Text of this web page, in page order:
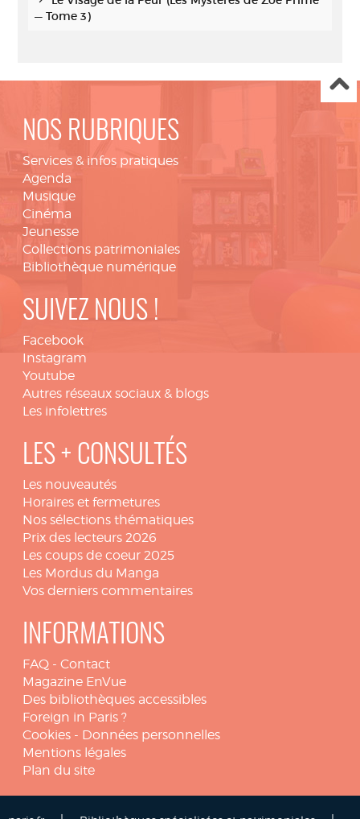
— Tome 3)
NOS RUBRIQUES
Services & infos pratiques
Agenda
Musique
Cinéma
Jeunesse
Collections patrimoniales
Bibliothèque numérique
SUIVEZ NOUS !
Facebook
Instagram
Youtube
Autres réseaux sociaux & blogs
Les infolettres
LES + CONSULTÉS
Les nouveautés
Horaires et fermetures
Nos sélections thématiques
Prix des lecteurs 2026
Les coups de coeur 2025
Les Mordus du Manga
Vos derniers commentaires
INFORMATIONS
FAQ - Contact
Magazine EnVue
Des bibliothèques accessibles
Foreign in Paris ?
Cookies - Données personnelles
Mentions légales
Plan du site